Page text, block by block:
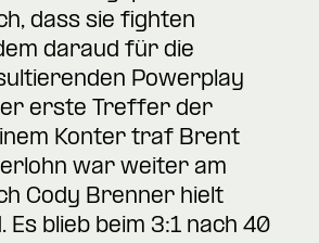
dass sie fighten
daraud für die
Powerplay
erste Treffer der
Konter traf Brent
war weiter am
Cody Brenner hielt
Es blieb beim 3:1 nach 40